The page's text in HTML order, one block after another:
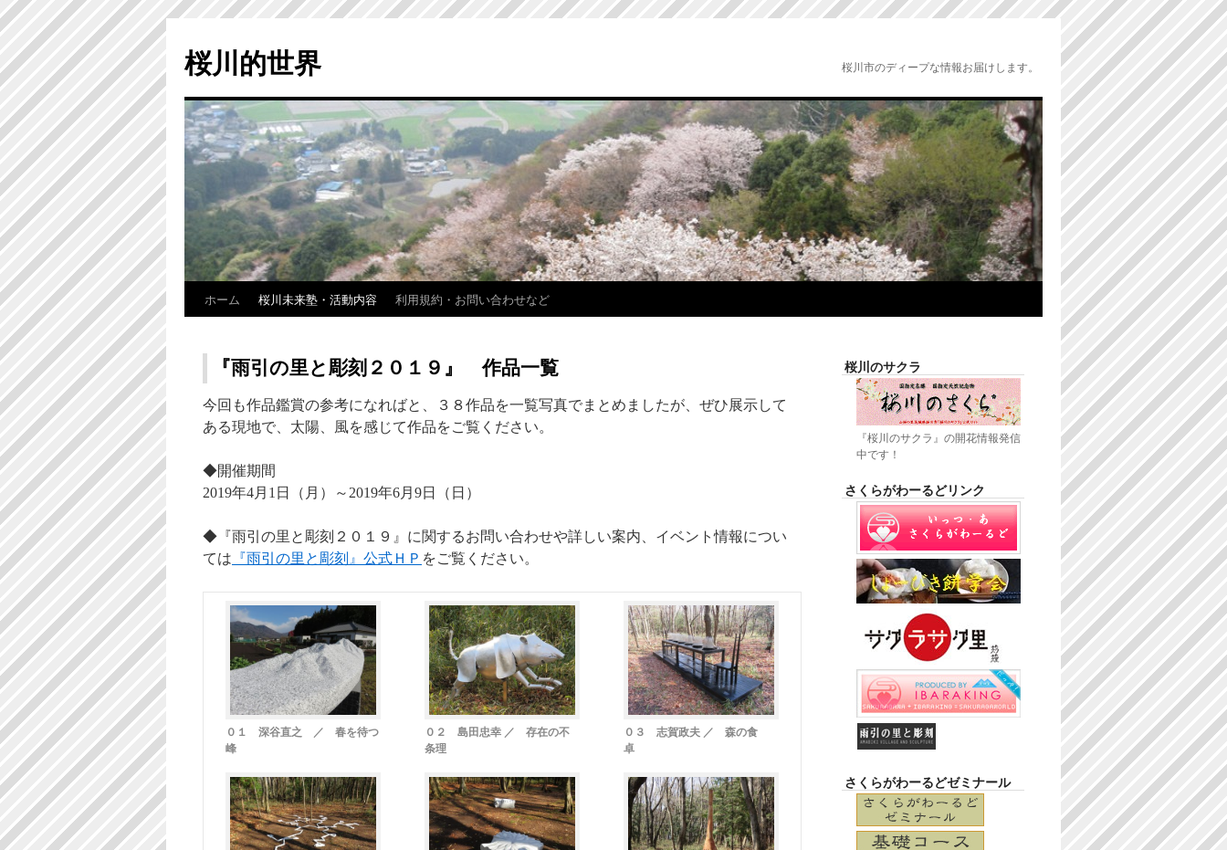
桜川的世界 桜川市のディープな情報お届けします。
ホーム 桜川未来塾・活動内容 利用規約・お問い合わせなど
『雨引の里と彫刻２０１９』 作品一覧
今回も作品鑑賞の参考になればと、３８作品を一覧写真でまとめましたが、ぜひ展示して
ある現地で、太陽、風を感じて作品をご覧ください。
◆開催期間
2019年4月1日（月）～2019年6月9日（日）
◆『雨引の里と彫刻２０１９』に関するお問い合わせや詳しい案内、イベント情報につい
ては 『雨引の里と彫刻』公式ＨＰ をご覧ください。
０１ 深谷直之 ／ 春を待つ
峰
０２ 島田忠幸 ／ 存在の不
条理
０３ 志賀政夫 ／ 森の食
卓
桜川のサクラ
『桜川のサクラ』の開花情報発信
中です！
さくらがわーるどリンク
さくらがわーるどゼミナール